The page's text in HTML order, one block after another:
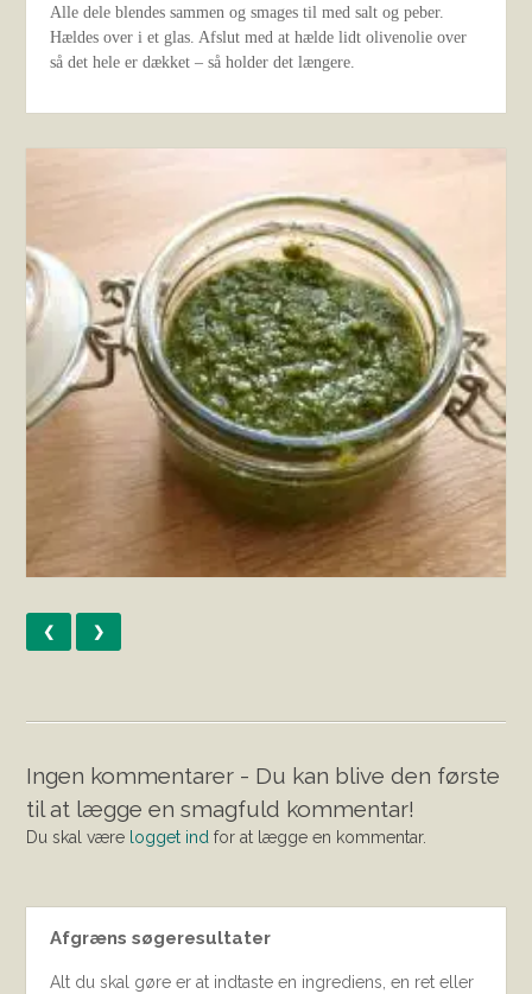
Alle dele blendes sammen og smages til med salt og peber.
Hældes over i et glas. Afslut med at hælde lidt olivenolie over
så det hele er dækket – så holder det længere.
❮ ❯
Ingen kommentarer - Du kan blive den første
til at lægge en smagfuld kommentar!
Du skal være logget ind for at lægge en kommentar.
Afgræns søgeresultater
Alt du skal gøre er at indtaste en ingrediens, en ret eller